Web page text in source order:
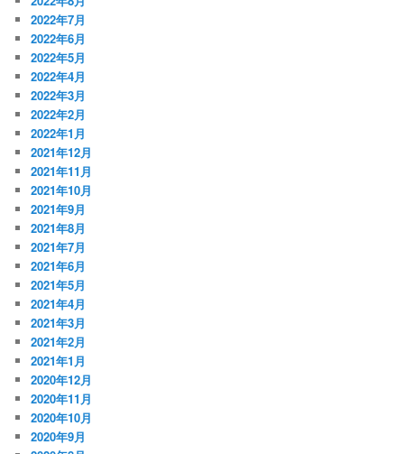
2022年7月
2022年6月
2022年5月
2022年4月
2022年3月
2022年2月
2022年1月
2021年12月
2021年11月
2021年10月
2021年9月
2021年8月
2021年7月
2021年6月
2021年5月
2021年4月
2021年3月
2021年2月
2021年1月
2020年12月
2020年11月
2020年10月
2020年9月